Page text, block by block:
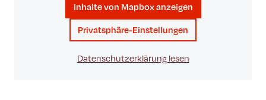
Inhalte von Mapbox anzeigen
Privatsphäre-Einstellungen
Datenschutzerklärung lesen